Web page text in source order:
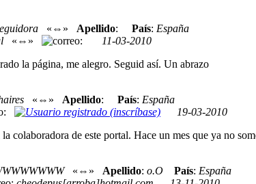
«⇔» Apellido: País: España
«⇔» :
11-03-2010
la página, me alegro. Seguid así. Un abrazo
«⇔» Apellido: País: España
:
19-03-2010
colaboradora de este portal. Hace un mes que ya no
«⇔» Apellido: o.O País: España